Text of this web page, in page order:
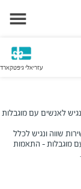
עזריאלי גיפטקארד
לאנשים עם מוגבלות
שווה ונגיש לכלל
עם מוגבלות - התאמות